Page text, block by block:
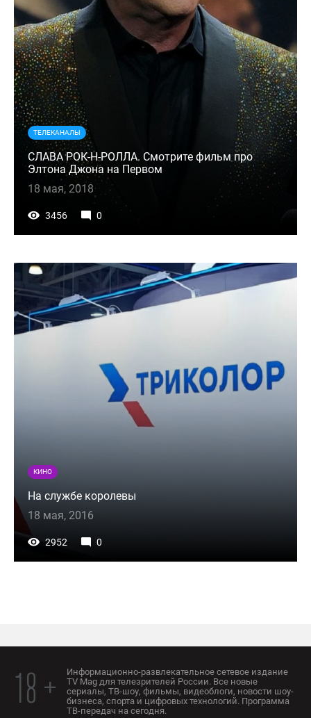
ТЕЛЕКАНАЛЫ
СЛАВА РОК-Н-РОЛЛА. Смотрите фильм про
Элтона Джона на Первом
18 мая, 2018
3456 0
КИНО
На службе королевы
18 мая, 2016
2952 0
18 +
Информационно-развлекательное сетевое издание
TV Mag для телезрителей России. Все новые
сериалы, ТВ-шоу, фильмы, видеоблоги, новости шоу-
бизнеса, спорта и цифровых технологий. Программа
ТВ-передач на сегодня.